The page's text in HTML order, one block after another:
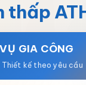
thấp
GIA CÔNG